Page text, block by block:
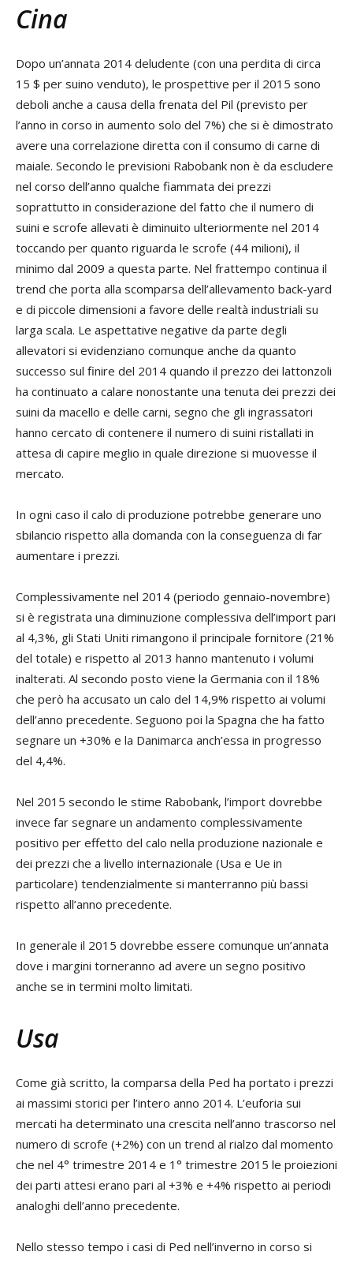
Cina
Dopo un’annata 2014 deludente (con una perdita di circa
15 $ per suino venduto), le prospettive per il 2015 sono
deboli anche a causa della frenata del Pil (previsto per
l’anno in corso in aumento solo del 7%) che si è dimostrato
avere una correlazione diretta con il consumo di carne di
maiale. Secondo le previsioni Rabobank non è da escludere
nel corso dell’anno qualche fiammata dei prezzi
soprattutto in considerazione del fatto che il numero di
suini e scrofe allevati è diminuito ulteriormente nel 2014
toccando per quanto riguarda le scrofe (44 milioni), il
minimo dal 2009 a questa parte. Nel frattempo continua il
trend che porta alla scomparsa dell’allevamento back-yard
e di piccole dimensioni a favore delle realtà industriali su
larga scala. Le aspettative negative da parte degli
allevatori si evidenziano comunque anche da quanto
successo sul finire del 2014 quando il prezzo dei lattonzoli
ha continuato a calare nonostante una tenuta dei prezzi dei
suini da macello e delle carni, segno che gli ingrassatori
hanno cercato di contenere il numero di suini ristallati in
attesa di capire meglio in quale direzione si muovesse il
mercato.
In ogni caso il calo di produzione potrebbe generare uno
sbilancio rispetto alla domanda con la conseguenza di far
aumentare i prezzi.
Complessivamente nel 2014 (periodo gennaio-novembre)
si è registrata una diminuzione complessiva dell’import pari
al 4,3%, gli Stati Uniti rimangono il principale fornitore (21%
del totale) e rispetto al 2013 hanno mantenuto i volumi
inalterati. Al secondo posto viene la Germania con il 18%
che però ha accusato un calo del 14,9% rispetto ai volumi
dell’anno precedente. Seguono poi la Spagna che ha fatto
segnare un +30% e la Danimarca anch’essa in progresso
del 4,4%.
Nel 2015 secondo le stime Rabobank, l’import dovrebbe
invece far segnare un andamento complessivamente
positivo per effetto del calo nella produzione nazionale e
dei prezzi che a livello internazionale (Usa e Ue in
particolare) tendenzialmente si manterranno più bassi
rispetto all’anno precedente.
In generale il 2015 dovrebbe essere comunque un’annata
dove i margini torneranno ad avere un segno positivo
anche se in termini molto limitati.
Usa
Come già scritto, la comparsa della Ped ha portato i prezzi
ai massimi storici per l’intero anno 2014. L’euforia sui
mercati ha determinato una crescita nell’anno trascorso nel
numero di scrofe (+2%) con un trend al rialzo dal momento
che nel 4° trimestre 2014 e 1° trimestre 2015 le proiezioni
dei parti attesi erano pari al +3% e +4% rispetto ai periodi
analoghi dell’anno precedente.
Nello stesso tempo i casi di Ped nell’inverno in corso si